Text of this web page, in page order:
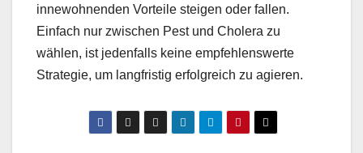
innewohnenden Vorteile steigen oder fallen.
Einfach nur zwischen Pest und Cholera zu
wählen, ist jedenfalls keine empfehlenswerte
Strategie, um langfristig erfolgreich zu agieren.